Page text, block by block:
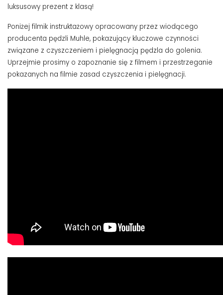
luksusowy prezent z klasą!
Poniżej filmik instruktażowy opracowany przez wiodącego
producenta pędzli Muhle, pokazujący kluczowe czynności
związane z czyszczeniem i pielęgnacją pędzla do golenia.
Uprzejmie prosimy o zapoznanie się z filmem i przestrzeganie
pokazanych na filmie zasad czyszczenia i pielęgnacji.